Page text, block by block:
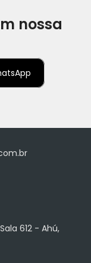
nossa
612 - Ahú,